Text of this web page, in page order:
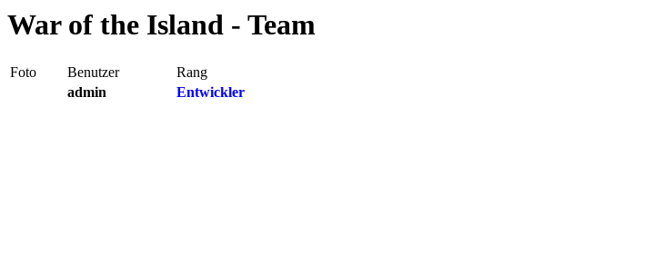
War of the Island - Team
Foto Benutzer
Rang
admin
Entwickler